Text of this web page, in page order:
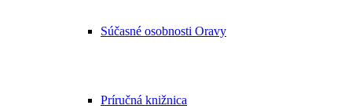
Súčasné osobnosti Oravy
Príručná knižnica